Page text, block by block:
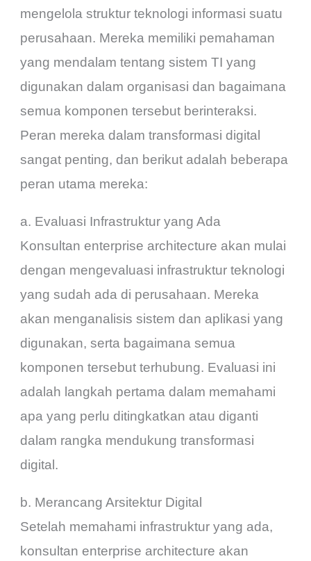
mengelola struktur teknologi informasi suatu
perusahaan. Mereka memiliki pemahaman
yang mendalam tentang sistem TI yang
digunakan dalam organisasi dan bagaimana
semua komponen tersebut berinteraksi.
Peran mereka dalam transformasi digital
sangat penting, dan berikut adalah beberapa
peran utama mereka:
a. Evaluasi Infrastruktur yang Ada
Konsultan enterprise architecture akan mulai
dengan mengevaluasi infrastruktur teknologi
yang sudah ada di perusahaan. Mereka
akan menganalisis sistem dan aplikasi yang
digunakan, serta bagaimana semua
komponen tersebut terhubung. Evaluasi ini
adalah langkah pertama dalam memahami
apa yang perlu ditingkatkan atau diganti
dalam rangka mendukung transformasi
digital.
b. Merancang Arsitektur Digital
Setelah memahami infrastruktur yang ada,
konsultan enterprise architecture akan